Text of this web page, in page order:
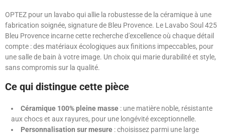
OPTEZ pour un lavabo qui allie la robustesse de la céramique à une
fabrication soignée, signature de Bleu Provence. Le Lavabo Soul 425
Bleu Provence incarne cette recherche d'excellence où chaque détail
compte : des matériaux écologiques aux finitions impeccables, pour
une salle de bain à votre image. Un choix qui marie durabilité et style,
sans compromis sur la qualité.
Ce qui distingue cette pièce
Céramique 100% pleine masse : une matière noble, résistante
aux chocs et aux rayures, pour une longévité exceptionnelle.
Personnalisation sur mesure : choisissez parmi une large